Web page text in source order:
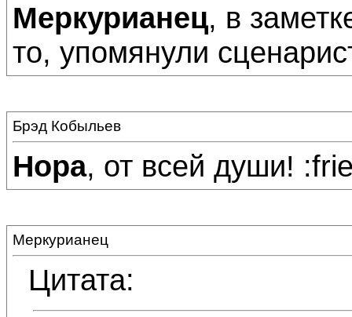
Меркурианец, в
то, упомянули
Брэд Кобыльев
Нора, от всей души!
Меркурианец
Цитата: